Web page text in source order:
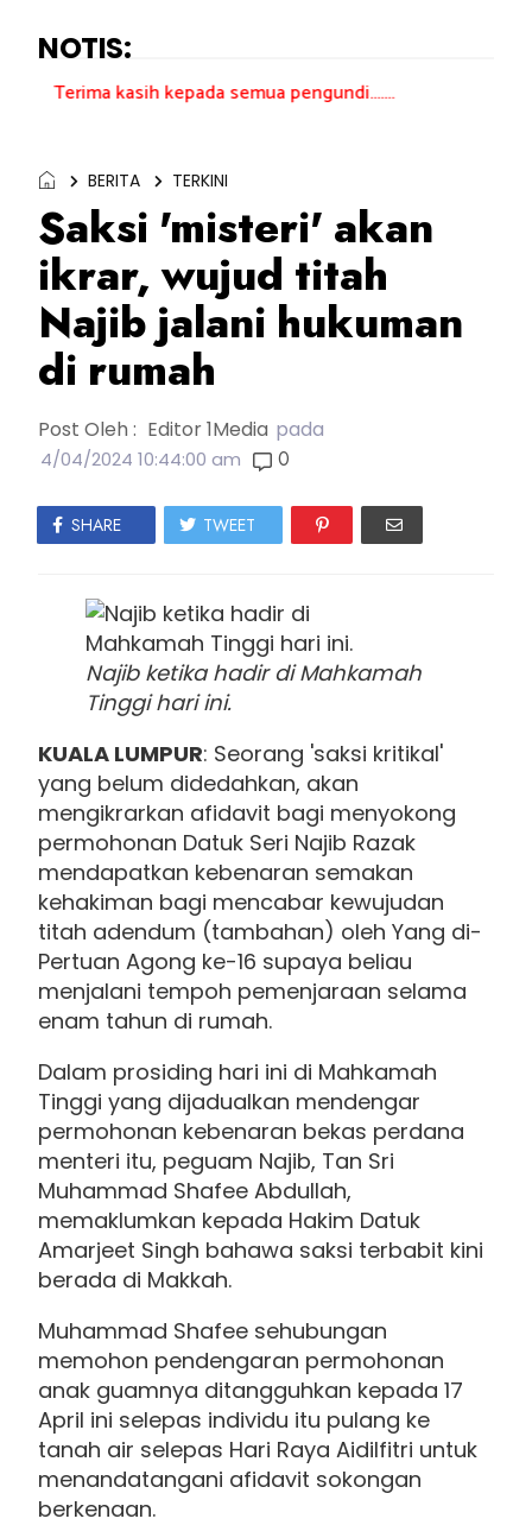
NOTIS:
kepada semua pengundi.......
BERITA TERKINI
Saksi 'misteri' akan
ikrar, wujud titah
Najib jalani hukuman
di rumah
Post Oleh : Editor 1Media pada
4/04/2024 10:44:00 am 0
SHARE TWEET
Najib ketika hadir di Mahkamah
Tinggi hari ini.
KUALA LUMPUR: Seorang 'saksi kritikal'
yang belum didedahkan, akan
mengikrarkan afidavit bagi menyokong
permohonan Datuk Seri Najib Razak
mendapatkan kebenaran semakan
kehakiman bagi mencabar kewujudan
titah adendum (tambahan) oleh Yang di-
Pertuan Agong ke-16 supaya beliau
menjalani tempoh pemenjaraan selama
enam tahun di rumah.
Dalam prosiding hari ini di Mahkamah
Tinggi yang dijadualkan mendengar
permohonan kebenaran bekas perdana
menteri itu, peguam Najib, Tan Sri
Muhammad Shafee Abdullah,
memaklumkan kepada Hakim Datuk
Amarjeet Singh bahawa saksi terbabit kini
berada di Makkah.
Muhammad Shafee sehubungan
memohon pendengaran permohonan
anak guamnya ditangguhkan kepada 17
April ini selepas individu itu pulang ke
tanah air selepas Hari Raya Aidilfitri untuk
menandatangani afidavit sokongan
berkenaan.